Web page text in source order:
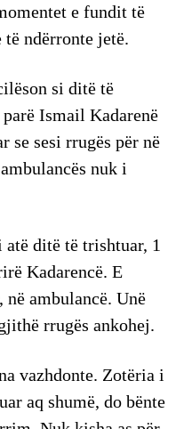
e fundit të
ndërronte jetë.
si ditë të
Ismail Kadarenë
sesi rrugës për në
nuk i
ditë të trishtuar, 1
Kadarencë. E
në ambulancë. Unë
rrugës ankohej.
vazhdonte. Zotëria i
aq shumë, do bënte